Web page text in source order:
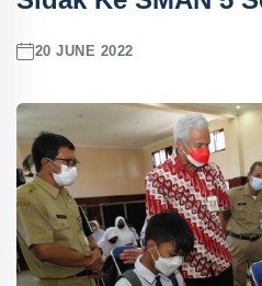
20 JUNE 2022